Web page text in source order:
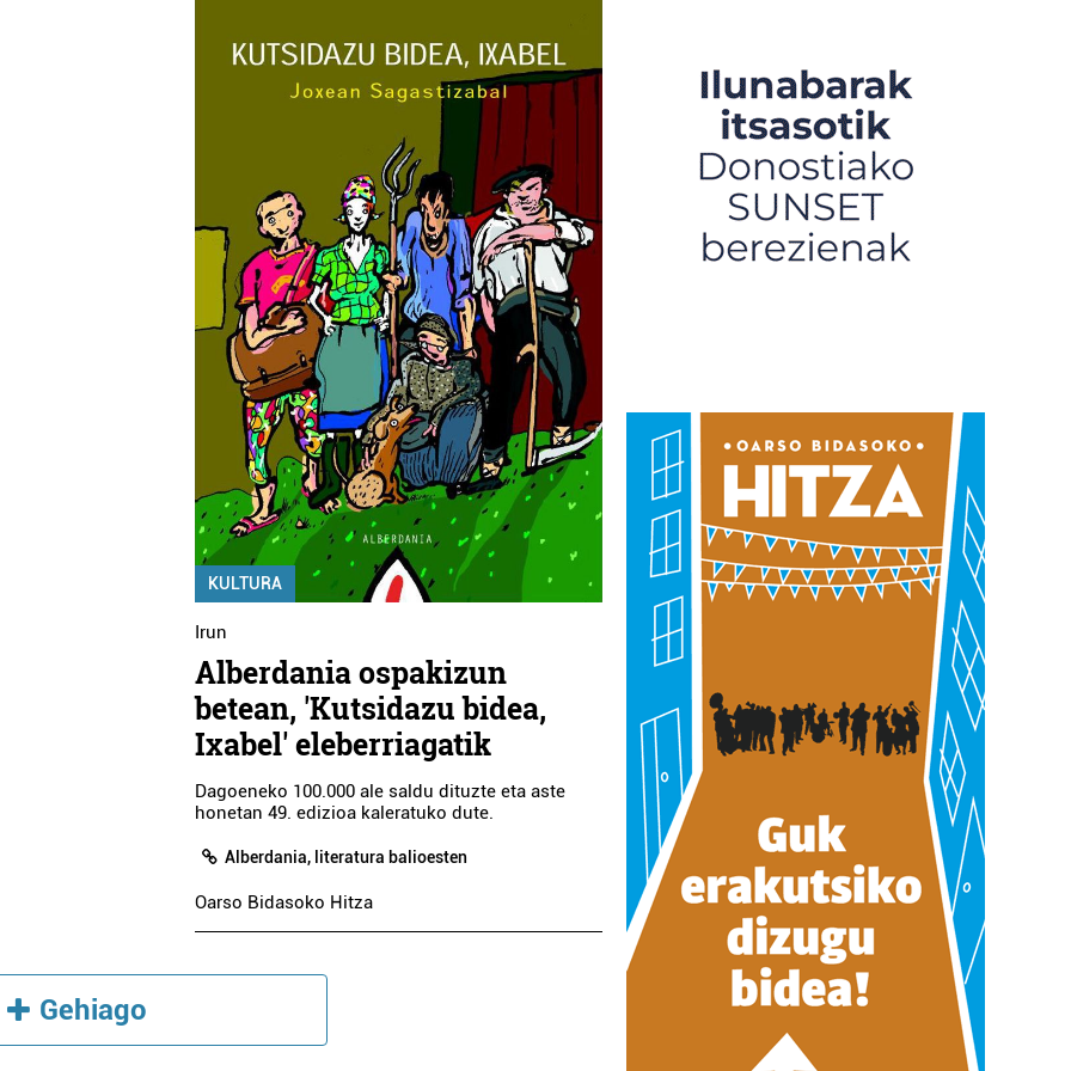
KULTURA
Irun
Alberdania ospakizun
betean, 'Kutsidazu bidea,
Ixabel' eleberriagatik
Dagoeneko 100.000 ale saldu dituzte eta aste
honetan 49. edizioa kaleratuko dute.
Alberdania, literatura balioesten
Oarso Bidasoko Hitza
Gehiago